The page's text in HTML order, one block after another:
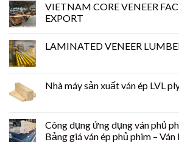
VIETNAM CORE VENEER
EXPORT
LAMINATED VENEER
Nhà máy sản xuất ván ép LVL
Công dụng ứng dụng ván phủ
Bảng giá ván ép phủ phim –